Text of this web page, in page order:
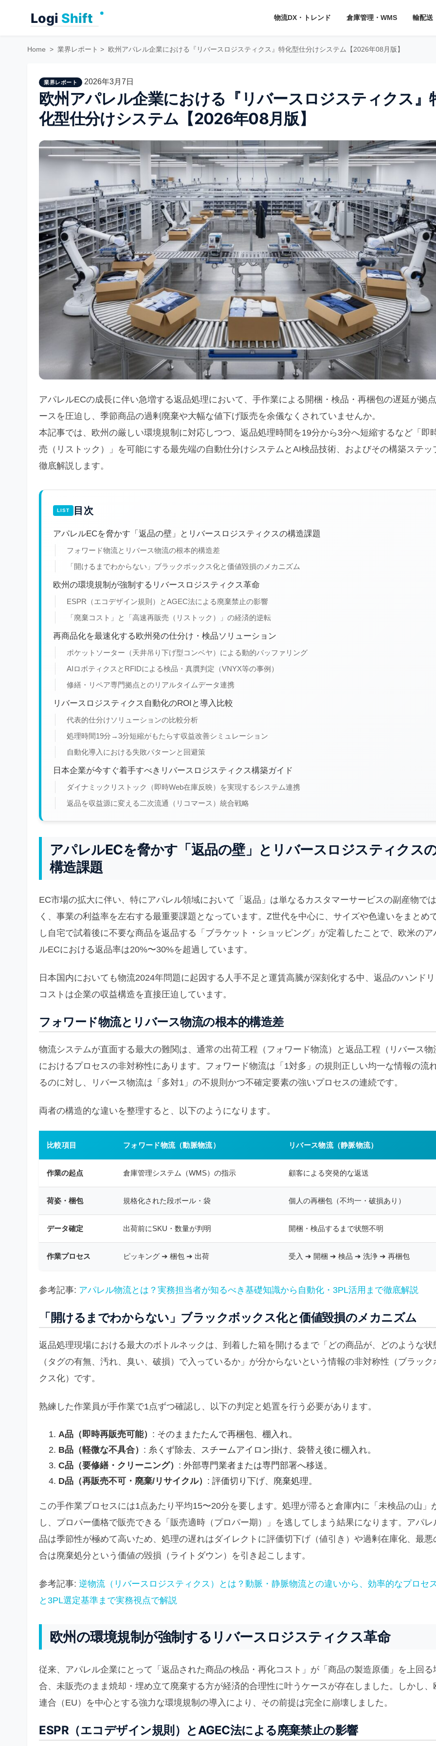
物流DX・トレンド 倉庫管理・WMS 輸配送
Home > 業界レポート > 欧州アパレル企業における『リバースロジスティクス』特化型仕分けシステム【2026年08月版】
業界レポート 2026年3月7日
欧州アパレル企業における『リバースロジスティクス』
化型仕分けシステム【2026年08月版】
アパレルECの成長に伴い急増する返品処理において、手作業による開梱・検品・再梱包の遅延が拠
ースを圧迫し、季節商品の過剰廃棄や大幅な値下げ販売を余儀なくされていませんか。
本記事では、欧州の厳しい環境規制に対応しつつ、返品処理時間を19分から3分へ短縮するなど「即
売（リストック）」を可能にする最先端の自動仕分けシステムとAI検品技術、およびその構築ステッ
徹底解説します。
目次
アパレルECを脅かす「返品の壁」とリバースロジスティクスの構造課題
フォワード物流とリバース物流の根本的構造差
「開けるまでわからない」ブラックボックス化と価値毀損のメカニズム
欧州の環境規制が強制するリバースロジスティクス革命
ESPR（エコデザイン規則）とAGEC法による廃棄禁止の影響
「廃棄コスト」と「高速再販売（リストック）」の経済的逆転
再商品化を最速化する欧州発の仕分け・検品ソリューション
ポケットソーター（天井吊り下げ型コンベヤ）による動的バッファリング
AIロボティクスとRFIDによる検品・真贋判定（VNYX等の事例）
修繕・リペア専門拠点とのリアルタイムデータ連携
リバースロジスティクス自動化のROIと導入比較
代表的仕分けソリューションの比較分析
処理時間19分→3分短縮がもたらす収益改善シミュレーション
自動化導入における失敗パターンと回避策
日本企業が今すぐ着手すべきリバースロジスティクス構築ガイド
ダイナミックリストック（即時Web在庫反映）を実現するシステム連携
返品を収益源に変える二次流通（リコマース）統合戦略
アパレルECを脅かす「返品の壁」とリバースロジスティクス
構造課題
EC市場の拡大に伴い、特にアパレル領域において「返品」は単なるカスタマーサービスの副産物で
く、事業の利益率を左右する最重要課題となっています。Z世代を中心に、サイズや色違いをまとめ
し自宅で試着後に不要な商品を返品する「ブラケット・ショッピング」が定着したことで、欧米のア
ルECにおける返品率は20%〜30%を超過しています。
日本国内においても物流2024年問題に起因する人手不足と運賃高騰が深刻化する中、返品のハンド
コストは企業の収益構造を直接圧迫しています。
フォワード物流とリバース物流の根本的構造差
物流システムが直面する最大の難関は、通常の出荷工程（フォワード物流）と返品工程（リバース物
におけるプロセスの非対称性にあります。フォワード物流は「1対多」の規則正しい均一な情報の流
るのに対し、リバース物流は「多対1」の不規則かつ不確定要素の強いプロセスの連続です。
両者の構造的な違いを整理すると、以下のようになります。
比較項目 フォワード物流（動脈物流） リバース物流（静脈物流）
作業の起点 倉庫管理システム（WMS）の指示 顧客による突発的な返送
荷姿・梱包 規格化された段ボール・袋 個人の再梱包（不均一・破損あり）
データ確定 出荷前にSKU・数量が判明 開梱・検品するまで状態不明
作業プロセス ピッキング ➔ 梱包 ➔ 出荷 受入 ➔ 開梱 ➔ 検品 ➔ 洗浄 ➔ 再梱包
参考記事: アパレル物流とは？実務担当者が知るべき基礎知識から自動化・3PL活用まで徹底解説
「開けるまでわからない」ブラックボックス化と価値毀損のメカニズム
返品処理現場における最大のボトルネックは、到着した箱を開けるまで「どの商品が、どのような状
（タグの有無、汚れ、臭い、破損）で入っているか」が分からないという情報の非対称性（ブラック
クス化）です。
熟練した作業員が手作業で1点ずつ確認し、以下の判定と処置を行う必要があります。
A品（即時再販売可能） : そのままたたんで再梱包、棚入れ。
B品（軽微な不具合） : 糸くず除去、スチームアイロン掛け、袋替え後に棚入れ。
C品（要修繕・クリーニング） : 外部専門業者または専門部署へ移送。
D品（再販売不可・廃棄/リサイクル） : 評価切り下げ、廃棄処理。
この手作業プロセスには1点あたり平均15〜20分を要します。処理が滞ると倉庫内に「未検品の山」
し、プロパー価格で販売できる「販売適時（プロパー期）」を逃してしまう結果になります。アパレ
品は季節性が極めて高いため、処理の遅れはダイレクトに評価切下げ（値引き）や過剰在庫化、最悪
合は廃棄処分という価値の毀損（ライトダウン）を引き起こします。
参考記事: 逆物流（リバースロジスティクス）とは？動脈・静脈物流との違いから、効率的なプロセ
と3PL選定基準まで実務視点で解説
欧州の環境規制が強制するリバースロジスティクス革命
従来、アパレル企業にとって「返品された商品の検品・再化コスト」が「商品の製造原価」を上回る
合、未販売のまま焼却・埋め立て廃棄する方が経済的合理性に叶うケースが存在しました。しかし、
連合（EU）を中心とする強力な環境規制の導入により、その前提は完全に崩壊しました。
ESPR（エコデザイン規則）とAGEC法による廃棄禁止の影響